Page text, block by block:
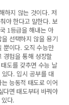
하지 않는 것이다. 저
야 한다고 말한다. 보
1등급을 해내는 아
선택하지 않을 용기
뿐이다. 오직 수능만
경험을 통해 성장할
도를 갖추면 수능 날
다. 입시 공부를 대
능동적 태도로 이어
다면 태도부터 바꿔야
다.